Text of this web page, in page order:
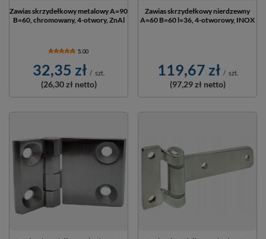
Zawias skrzydełkowy metalowy A=90
B=60, chromowany, 4-otwory, ZnAl
5.00
32,35 zł / szt.
(26,30 zł netto)
Zawias skrzydełkowy nierdzewny
A=60 B=60 l=36, 4-otworowy, INOX
119,67 zł / szt.
(97,29 zł netto)